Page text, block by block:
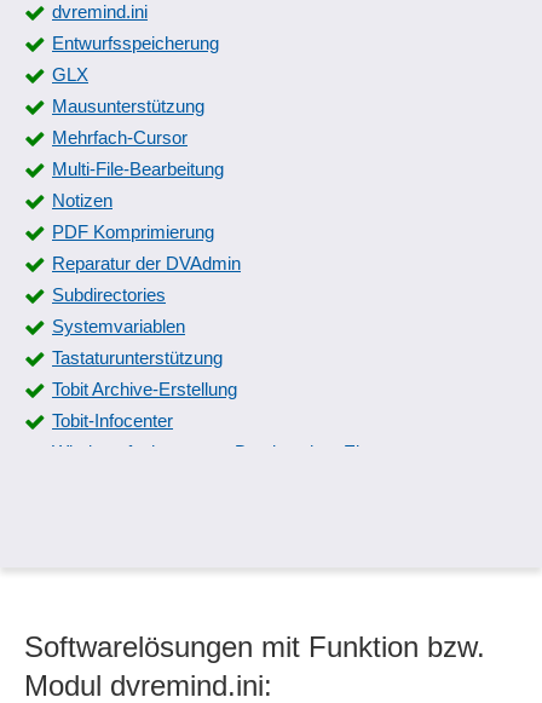
dvremind.ini
Entwurfsspeicherung
GLX
Mausunterstützung
Mehrfach-Cursor
Multi-File-Bearbeitung
Notizen
PDF Komprimierung
Reparatur der DVAdmin
Subdirectories
Systemvariablen
Tastaturunterstützung
Tobit Archive-Erstellung
Tobit-Infocenter
Wiederaufnehmen von Dateien ohne Eintrag
Softwarelösungen mit Funktion bzw.
Modul dvremind.ini: